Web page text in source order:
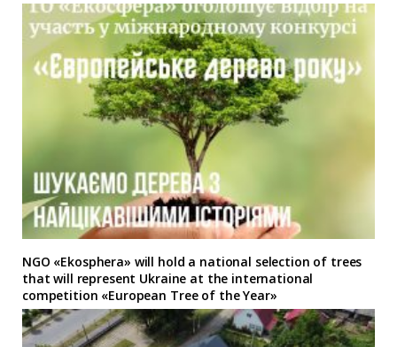
NGO «Ekosphera» will hold a national selection of trees
that will represent Ukraine at the international
competition «European Tree of the Year»